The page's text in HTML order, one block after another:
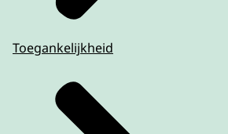
Toegankelijkheid